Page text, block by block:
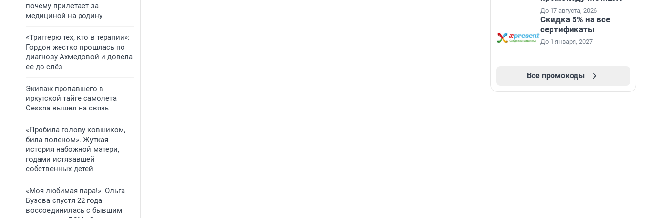
почему прилетает за
медициной на родину
«Триггерю тех, кто в терапии»:
Гордон жестко прошлась по
диагнозу Ахмедовой и довела
ее до слёз
Экипаж пропавшего в
иркутской тайге самолета
Cessna вышел на связь
«Пробила голову ковшиком,
била поленом». Жуткая
история набожной матери,
годами истязавшей
собственных детей
«Моя любимая пара!»: Ольга
Бузова спустя 22 года
воссоединилась с бывшим
До 17 августа, 2026
Скидка 5% на все
сертификаты
До 1 января, 2027
Все промокоды